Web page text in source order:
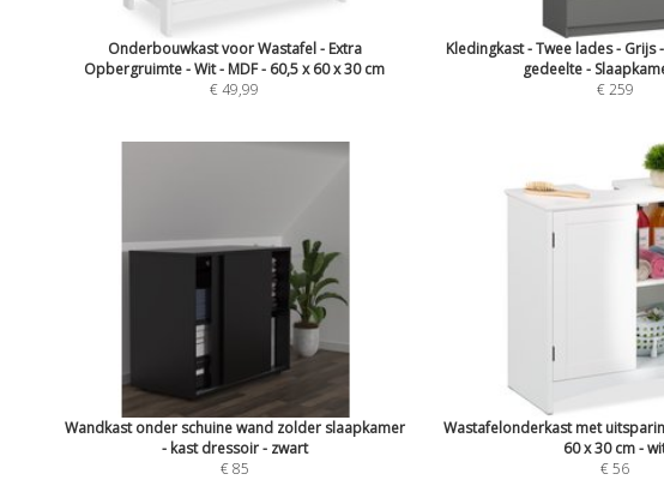
Onderbouwkast voor Wastafel - Extra
Opbergruimte - Wit - MDF - 60,5 x 60 x 30 cm
€ 49,99
Kledingkast - Twee lades - Grijs
gedeelte -
€ 259
Wandkast onder schuine wand zolder slaapkamer
- kast dressoir - zwart
€ 85
Wastafelonderkast met
60 x 30 cm -
€ 56